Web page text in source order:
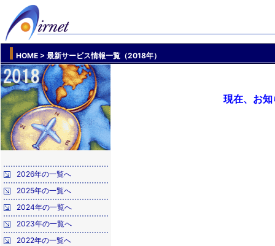
HOME > 最新サービス情報一覧（2018年）
2026年の一覧へ
2025年の一覧へ
2024年の一覧へ
2023年の一覧へ
2022年の一覧へ
現在、お